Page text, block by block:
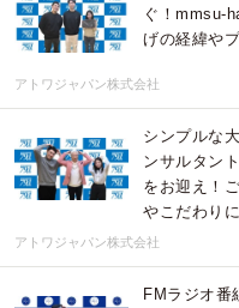
ぐ！mmsu-
げの経緯や
アトワジャパン株式会社
シンプルな
ンサルタン
をお迎え！
やこだわり
アトワジャパン株式会社
FMラジオ番